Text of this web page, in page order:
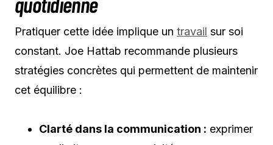
Pratiquer cette idée implique un travail sur soi
constant. Joe Hattab recommande plusieurs
stratégies concrètes qui permettent de maintenir
cet équilibre :
Clarté dans la communication : exprimer